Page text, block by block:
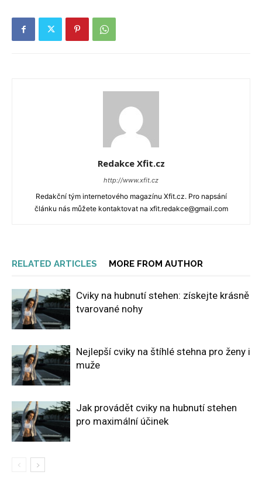
Redakce Xfit.cz
http://www.xfit.cz
Redakční tým internetového magazínu Xfit.cz. Pro napsání
článku nás můžete kontaktovat na xfit.redakce@gmail.com
RELATED ARTICLES MORE FROM AUTHOR
Cviky na hubnutí stehen: získejte krásně
tvarované nohy
Nejlepší cviky na štíhlé stehna pro ženy i
muže
Jak provádět cviky na hubnutí stehen
pro maximální účinek